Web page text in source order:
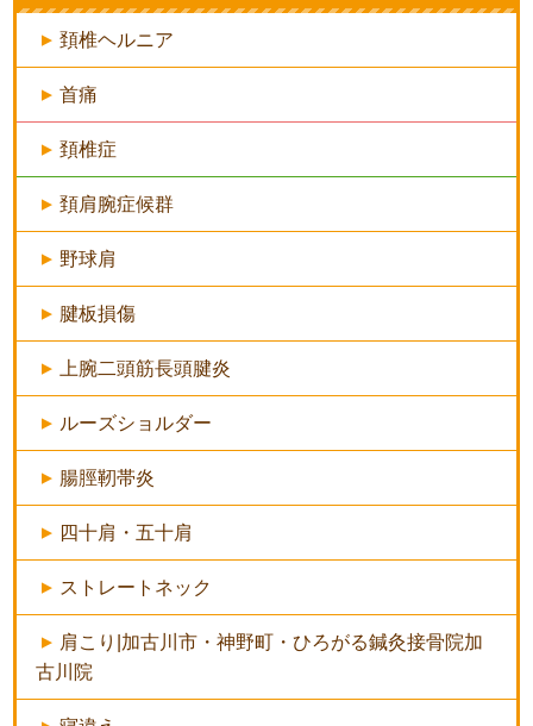
頚椎ヘルニア
首痛
頚椎症
頚肩腕症候群
野球肩
腱板損傷
上腕二頭筋長頭腱炎
ルーズショルダー
腸脛靭帯炎
四十肩・五十肩
ストレートネック
肩こり|加古川市・神野町・ひろがる鍼灸接骨院加
古川院